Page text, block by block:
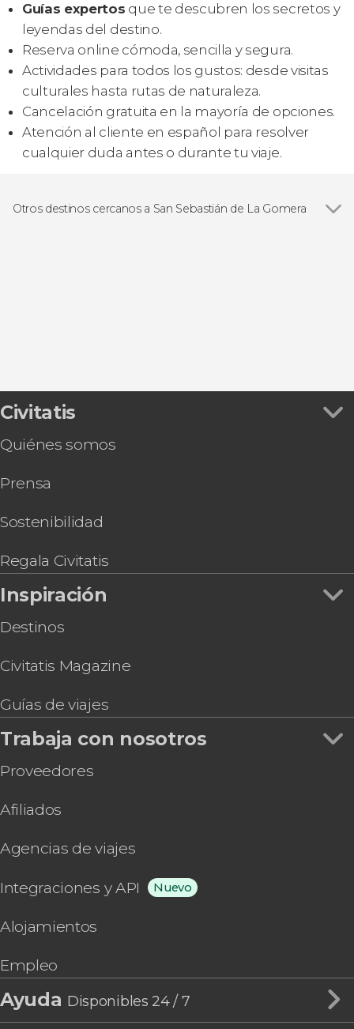
Guías expertos que te descubren los secretos y
leyendas del destino.
Reserva online cómoda, sencilla y segura.
Actividades para todos los gustos: desde visitas
culturales hasta rutas de naturaleza.
Cancelación gratuita en la mayoría de opciones.
Atención al cliente en español para resolver
cualquier duda antes o durante tu viaje.
Otros destinos cercanos a San Sebastián de La Gomera
Civitatis
Quiénes somos
Prensa
Sostenibilidad
Regala Civitatis
Inspiración
Destinos
Civitatis Magazine
Guías de viajes
Trabaja con nosotros
Proveedores
Afiliados
Agencias de viajes
Integraciones y API Nuevo
Alojamientos
Empleo
Ayuda Disponibles 24 / 7